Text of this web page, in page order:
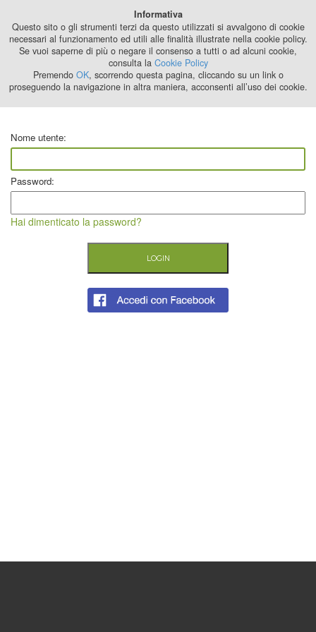
2024
Nome utente:
Password:
Hai dimenticato la password?
Informativa
Questo sito o gli strumenti terzi da questo utilizzati si avvalgono di cookie
necessari al funzionamento ed utili alle finalità illustrate nella cookie policy.
Se vuoi saperne di più o negare il consenso a tutti o ad alcuni cookie,
consulta la Cookie Policy
Premendo OK, scorrendo questa pagina, cliccando su un link o
proseguendo la navigazione in altra maniera, acconsenti all’uso dei cookie.